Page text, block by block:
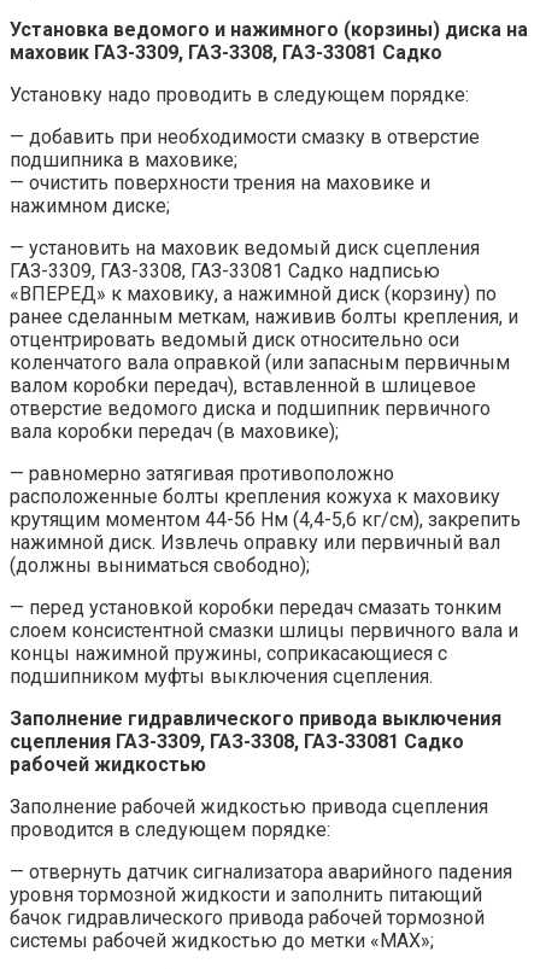
Установка ведомого и нажимного (корзины) диска на
маховик ГАЗ-3309, ГАЗ-3308, ГАЗ-33081 Садко
Установку надо проводить в следующем порядке:
— добавить при необходимости смазку в отверстие
подшипника в маховике;
— очистить поверхности трения на маховике и
нажимном диске;
— установить на маховик ведомый диск сцепления
ГАЗ-3309, ГАЗ-3308, ГАЗ-33081 Садко надписью
«ВПЕРЕД» к маховику, а нажимной диск (корзину) по
ранее сделанным меткам, наживив болты крепления, и
отцентрировать ведомый диск относительно оси
коленчатого вала оправкой (или запасным первичным
валом коробки передач), вставленной в шлицевое
отверстие ведомого диска и подшипник первичного
вала коробки передач (в маховике);
— равномерно затягивая противоположно
расположенные болты крепления кожуха к маховику
крутящим моментом 44-56 Нм (4,4-5,6 кг/см), закрепить
нажимной диск. Извлечь оправку или первичный вал
(должны выниматься свободно);
— перед установкой коробки передач смазать тонким
слоем консистентной смазки шлицы первичного вала и
концы нажимной пружины, соприкасающиеся с
подшипником муфты выключения сцепления.
Заполнение гидравлического привода выключения
сцепления ГАЗ-3309, ГАЗ-3308, ГАЗ-33081 Садко
рабочей жидкостью
Заполнение рабочей жидкостью привода сцепления
проводится в следующем порядке:
— отвернуть датчик сигнализатора аварийного падения
уровня тормозной жидкости и заполнить питающий
бачок гидравлического привода рабочей тормозной
системы рабочей жидкостью до метки «МАХ»;